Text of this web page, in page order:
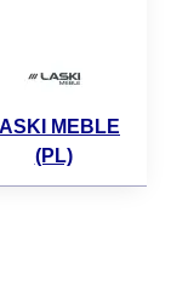
MEBLE
(PL)